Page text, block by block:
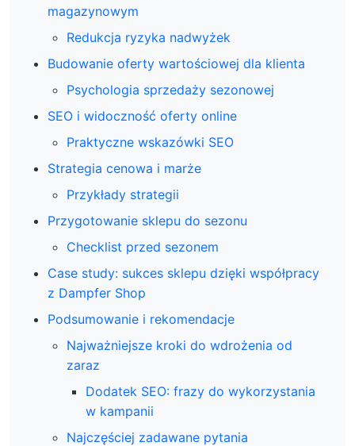
magazynowym
Redukcja ryzyka nadwyżek
Budowanie oferty wartościowej dla klienta
Psychologia sprzedaży sezonowej
SEO i widoczność oferty online
Praktyczne wskazówki SEO
Strategia cenowa i marże
Przykłady strategii
Przygotowanie sklepu do sezonu
Checklist przed sezonem
Case study: sukces sklepu dzięki współpracy
z Dampfer Shop
Podsumowanie i rekomendacje
Najważniejsze kroki do wdrożenia od
zaraz
Dodatek SEO: frazy do wykorzystania
w kampanii
Najczęściej zadawane pytania